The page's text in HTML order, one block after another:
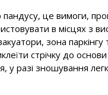
це вимоги,
в місцях з
зона
стрічку до
у разі зношування